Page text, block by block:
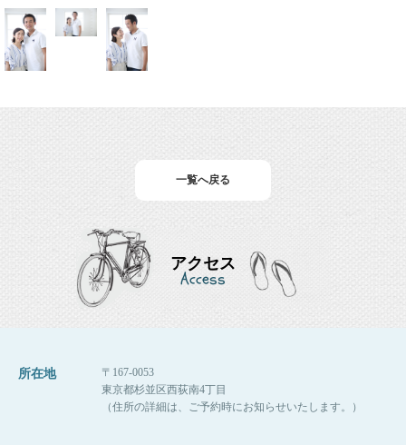
一覧へ戻る
アクセス
Access
所在地
〒167-0053
東京都杉並区西荻南4丁目
（住所の詳細は、ご予約時にお知らせいたします。）